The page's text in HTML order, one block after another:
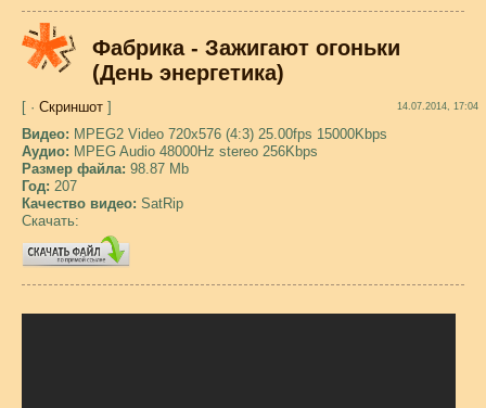
Фабрика - Зажигают огоньки
(День энергетика)
[ · Скриншот ] 14.07.2014, 17:04
Видео: MPEG2 Video 720x576 (4:3) 25.00fps 15000Kbps
Аудио: MPEG Audio 48000Hz stereo 256Kbps
Размер файла: 98.87 Mb
Год: 207
Качество видео: SatRip
Скачать: